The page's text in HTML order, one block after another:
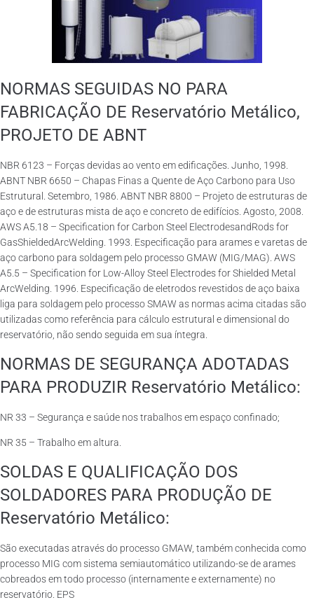
NORMAS SEGUIDAS NO PARA
FABRICAÇÃO DE Reservatório Metálico,
PROJETO DE ABNT
NBR 6123 – Forças devidas ao vento em edificações. Junho, 1998.
ABNT NBR 6650 – Chapas Finas a Quente de Aço Carbono para Uso
Estrutural. Setembro, 1986. ABNT NBR 8800 – Projeto de estruturas de
aço e de estruturas mista de aço e concreto de edifícios. Agosto, 2008.
AWS A5.18 – Specification for Carbon Steel ElectrodesandRods for
GasShieldedArcWelding. 1993. Especificação para arames e varetas de
aço carbono para soldagem pelo processo GMAW (MIG/MAG). AWS
A5.5 – Specification for Low-Alloy Steel Electrodes for Shielded Metal
ArcWelding. 1996. Especificação de eletrodos revestidos de aço baixa
liga para soldagem pelo processo SMAW as normas acima citadas são
utilizadas como referência para cálculo estrutural e dimensional do
reservatório, não sendo seguida em sua íntegra.
NORMAS DE SEGURANÇA ADOTADAS
PARA PRODUZIR Reservatório Metálico:
NR 33 – Segurança e saúde nos trabalhos em espaço confinado;
NR 35 – Trabalho em altura.
SOLDAS E QUALIFICAÇÃO DOS
SOLDADORES PARA PRODUÇÃO DE
Reservatório Metálico:
São executadas através do processo GMAW, também conhecida como
processo MIG com sistema semiautomático utilizando-se de arames
cobreados em todo processo (internamente e externamente) no
reservatório. EPS